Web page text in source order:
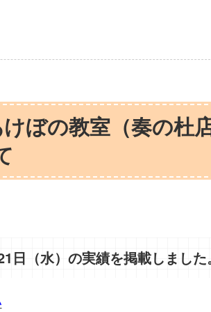
ぼの教室（奏の杜
（水）の実績を掲載しました